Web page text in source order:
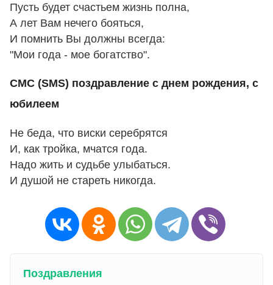
Пусть будет счастьем жизнь полна,
А лет Вам нечего бояться,
И помнить Вы должны всегда:
"Мои года - мое богатство".
СМС (SMS) поздравление с днем рождения, с
юбилеем
Не беда, что виски серебрятся
И, как тройка, мчатся года.
Надо жить и судьбе улыбаться.
И душой не стареть никогда.
Поздравления